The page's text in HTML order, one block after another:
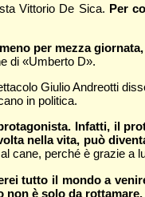
Vittorio De Sica. Per
per mezza
di «Umberto D».
Giulio Andreotti
in politica.
Infatti, il
nella vita, può
cane, perché è grazie a
tutto il mondo a
non è solo da